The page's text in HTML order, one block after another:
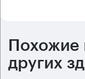
Похожие
других